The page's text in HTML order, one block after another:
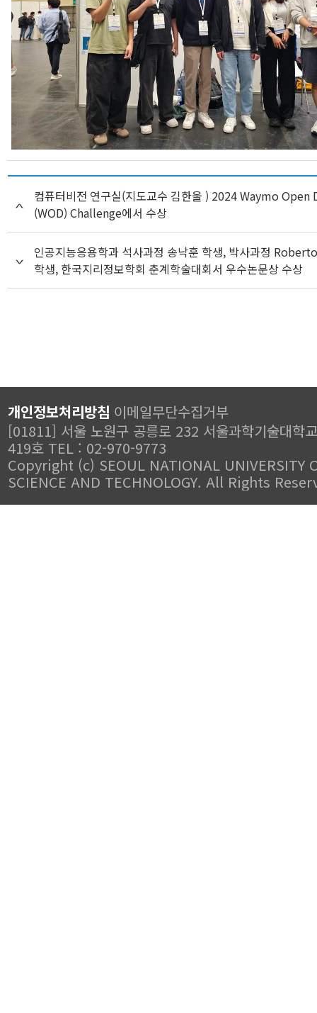
컴퓨터비전 연구실(지도교수 김한울 ) 2024 Waymo Open
(WOD) Challenge에서 수상
인공지능응용학과 석사과정 송낙훈 학생, 박사과정
학생, 한국지리정보학회 춘계학술대회서 우수논문상 수상
개인정보처리방침 이메일무단수집거부
[01811] 서울 노원구 공릉로 232 서울과학기술대학
419호 TEL : 02-970-9773
Copyright (c) SEOUL NATIONAL UNIVERSITY
SCIENCE AND TECHNOLOGY. All Rights